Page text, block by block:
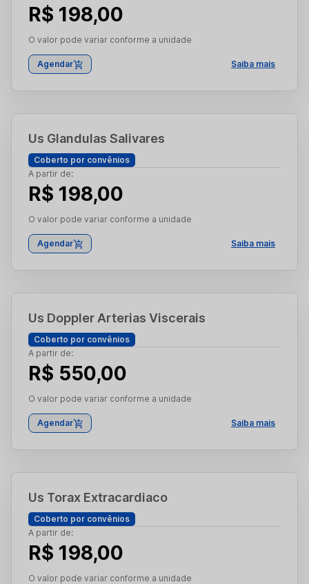
R$ 198,00
O valor pode variar conforme a unidade
Agendar Saiba mais
Us Glandulas Salivares
Coberto por convênios
A partir de:
R$ 198,00
O valor pode variar conforme a unidade
Agendar Saiba mais
Us Doppler Arterias Viscerais
Coberto por convênios
A partir de:
R$ 550,00
O valor pode variar conforme a unidade
Agendar Saiba mais
Us Torax Extracardiaco
Coberto por convênios
A partir de:
R$ 198,00
O valor pode variar conforme a unidade